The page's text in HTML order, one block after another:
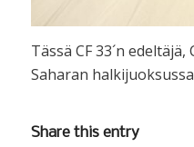
Tässä CF 33´n
Saharan
Share this entry